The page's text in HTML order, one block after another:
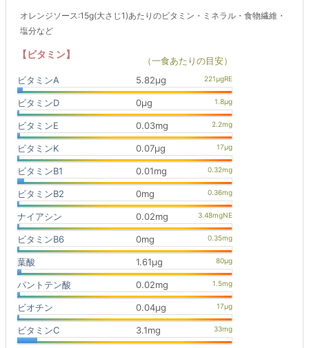
オレンジソース:15g(大さじ1)あたりのビタミン・ミネラル・食物繊維・
塩分など
【ビタミン】
（一食あたりの目安）
ビタミンA
5.82μg
ビタミンD 0μg
ビタミンE 0.03mg
ビタミンK 0.07μg
ビタミンB1 0.01mg
ビタミンB2 0mg
ナイアシン 0.02mg
ビタミンB6 0mg
葉酸 1.61μg
パントテン酸 0.02mg
ビオチン 0.04μg
ビタミンC 3.1mg